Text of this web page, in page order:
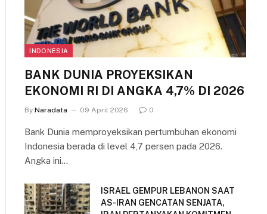
INDONESIA
BANK DUNIA PROYEKSIKAN
EKONOMI RI DI ANGKA 4,7% DI 2026
By Naradata 09 April 2026 0
Bank Dunia memproyeksikan pertumbuhan ekonomi
Indonesia berada di level 4,7 persen pada 2026.
Angka ini…
ISRAEL GEMPUR LEBANON SAAT
AS-IRAN GENCATAN SENJATA,